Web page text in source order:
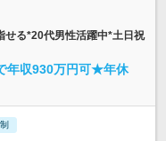
せる*20代男性活躍中*土日祝
年収930万円可★年休